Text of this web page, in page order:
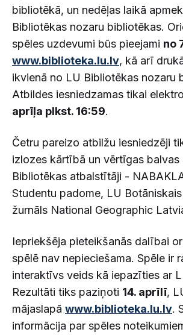
bibliotēkā, un nedēļas laikā
Bibliotēkas nozaru bibliotēkas.
spēles uzdevumi būs pieejami no
www.biblioteka.lu.lv, kā arī
ikvienā no LU Bibliotēkas nozaru
Atbildes iesniedzamas tikai
aprīļa plkst. 16:59.
Četru pareizo atbilžu iesniedzēji
izlozes kārtībā un vērtīgas balvas
Bibliotēkas atbalstītāji -
Studentu padome, LU
žurnāls National Geographic
Iepriekšēja pieteikšanās dalībai
spēlē nav nepieciešama. Spēle ir
interaktīvs veids kā iepazīties ar
Rezultāti tiks paziņoti 14. aprīlī,
mājaslapā www.biblioteka.lu.lv.
informācija par spēles